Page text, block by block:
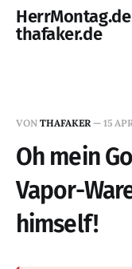
thafaker.de
VON THAFAKER — 15
Oh mein
Vapor-
himself!